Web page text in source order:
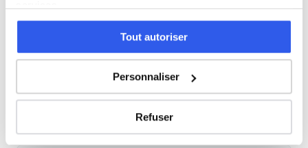
Tout autoriser
Personnaliser
Refuser
Bayonne
Lycée professionnel privé Beau-Frêne